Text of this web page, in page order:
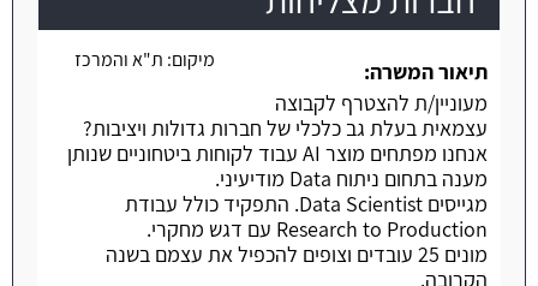
מיקום: ת"א והמרכז
תיאור המשרה:
מעוניין/ת להצטרף לקבוצה
עצמאית בעלת גב כלכלי של חברות גדולות ויציבות?
אנחנו מפתחים מוצר AI עבוד לקוחות ביטחוניים שנותן
מענה בתחום ניתוח Data מודיעיני.
מגייסים Data Scientist. התפקיד כולל עבודת
Research to Production עם דגש מחקרי.
מונים 25 עובדים וצופים להכפיל את עצמם בשנה
הקרובה.